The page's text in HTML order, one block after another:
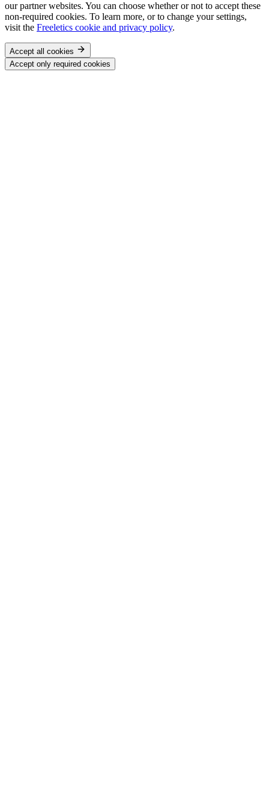
our partner websites. You can choose whether or not to accept these
non-required cookies. To learn more, or to change your settings,
visit the Freeletics cookie and privacy policy.
Accept all cookies
Accept only required cookies